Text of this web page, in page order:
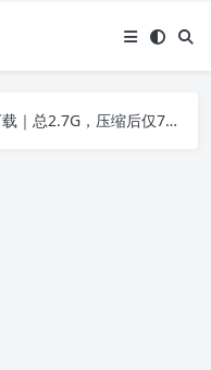
缩后仅738M，覆盖全场景技能
缩后仅738M，覆盖全场景技能